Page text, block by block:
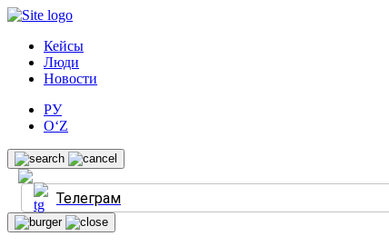
Кейсы
Люди
Новости
РУ
O‘Z
Телеграм